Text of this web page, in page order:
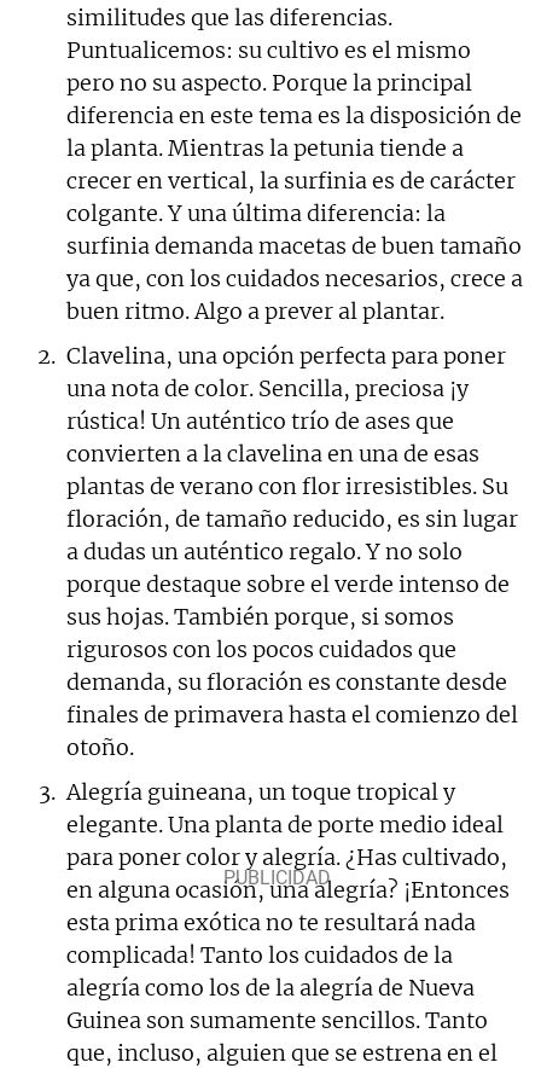
similitudes que las diferencias.
Puntualicemos: su cultivo es el mismo
pero no su aspecto. Porque la principal
diferencia en este tema es la disposición de
la planta. Mientras la petunia tiende a
crecer en vertical, la surfinia es de carácter
colgante. Y una última diferencia: la
surfinia demanda macetas de buen tamaño
ya que, con los cuidados necesarios, crece a
buen ritmo. Algo a prever al plantar.
Clavelina, una opción perfecta para poner
una nota de color. Sencilla, preciosa ¡y
rústica! Un auténtico trío de ases que
convierten a la clavelina en una de esas
plantas de verano con flor irresistibles. Su
floración, de tamaño reducido, es sin lugar
a dudas un auténtico regalo. Y no solo
porque destaque sobre el verde intenso de
sus hojas. También porque, si somos
rigurosos con los pocos cuidados que
demanda, su floración es constante desde
finales de primavera hasta el comienzo del
otoño.
Alegría guineana, un toque tropical y
elegante. Una planta de porte medio ideal
para poner color y alegría. ¿Has cultivado,
en alguna ocasión, una alegría? ¡Entonces
esta prima exótica no te resultará nada
complicada! Tanto los cuidados de la
alegría como los de la alegría de Nueva
Guinea son sumamente sencillos. Tanto
que, incluso, alguien que se estrena en el